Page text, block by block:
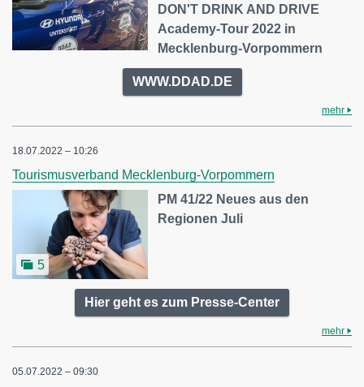
DON'T DRINK AND DRIVE
Academy-Tour 2022 in
Mecklenburg-Vorpommern
WWW.DDAD.DE
mehr
18.07.2022 – 10:26
Tourismusverband Mecklenburg-Vorpommern
5
PM 41/22 Neues aus den
Regionen Juli
Hier geht es zum Presse-Center
mehr
05.07.2022 – 09:30